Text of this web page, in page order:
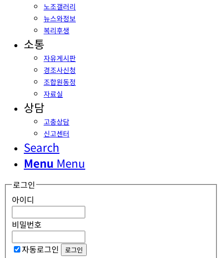
노조갤러리
뉴스와정보
복리후생
소통
자유게시판
경조사신청
조합원동정
자료실
상담
고충상담
신고센터
Search
Menu Menu
로그인
아이디
비밀번호
자동로그인